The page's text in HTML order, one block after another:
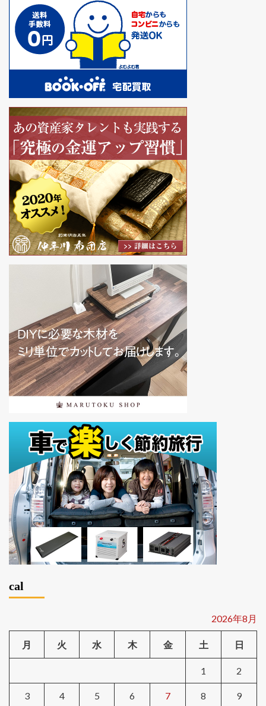
cal
2026年8月
月 火 水 木 金 土 日
1 2
3 4 5 6 7 8 9